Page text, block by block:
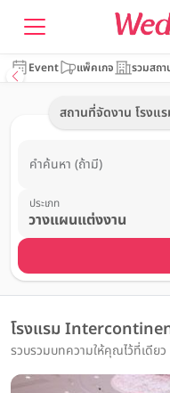
Event แพ็คเกจ รวมสถ
สถานที่จัดงาน โรงแ
คำค้นหา (ถ้ามี)
ประเภท
โรงแรม
รวบรวมบทความให้คุณไว้ที่เดียว